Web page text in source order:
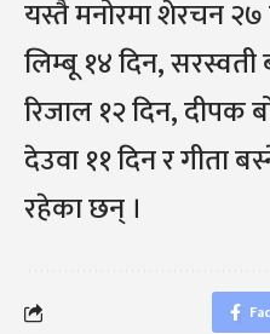
यस्तै मनोरमा शेरचन २७
लिम्बू १४ दिन,
रिजाल १२ दिन, दीपक
देउवा ११ दिन र गीता
रहेका छन् ।